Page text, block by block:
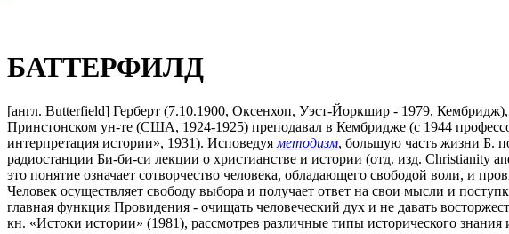
БАТТЕРФИЛД
[англ. Butterfield] Герберт (7.10.1900, Оксенхоп, Уэст-Йоркшир - 1979,
Принстонском ун-те (США, 1924-1925) преподавал в Кембридже (с 1944
интерпретация истории», 1931). Исповедуя методизм, большую часть жизни Б.
радиостанции Би-би-си лекции о христианстве и истории (отд. изд. Christianity
это понятие означает сотворчество человека, обладающего свободой воли, и
Человек осуществляет свободу выбора и получает ответ на свои мысли и
главная функция Провидения - очищать человеческий дух и не давать
кн. «Истоки истории» (1981), рассмотрев различные типы исторического